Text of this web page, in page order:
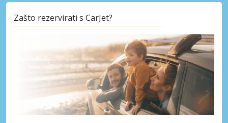
Zašto rezervirati s CarJet?
Pristupite ekskluzivnim ponudama naših
dobavljača
Prijava putem eLinka